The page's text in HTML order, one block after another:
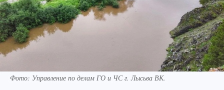
Фото: Управление по делам ГО и ЧС г. Лысьва ВК.